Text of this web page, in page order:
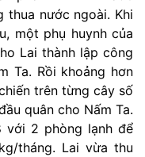
thua nước ngoài. Khi
một phụ huynh của
Lai thành lập công
Ta. Rồi khoảng hơn
trên từng cây số
quân cho Nấm Ta.
2 phòng lạnh để
tháng. Lai vừa thu